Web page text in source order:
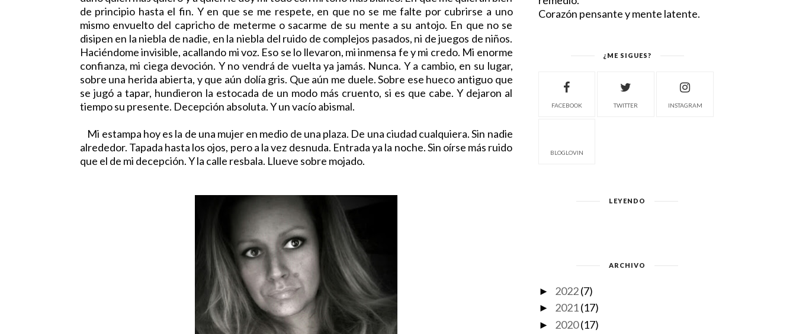
de principio hasta el fin. Y en que se me respete, en que no se me falte por cubrirse a uno
mismo envuelto del capricho de meterme o sacarme de su mente a su antojo. En que no se
disipen en la niebla de nadie, en la niebla del ruido de complejos pasados, ni de juegos de niños.
Haciéndome invisible, acallando mi voz. Eso se lo llevaron, mi inmensa fe y mi credo. Mi enorme
confianza, mi ciega devoción. Y no vendrá de vuelta ya jamás. Nunca. Y a cambio, en su lugar,
sobre una herida abierta, y que aún dolía gris. Que aún me duele. Sobre ese hueco antiguo que
se jugó a tapar, hundieron la estocada de un modo más cruento, si es que cabe. Y dejaron al
tiempo su presente. Decepción absoluta. Y un vacío abismal.
Mi estampa hoy es la de una mujer en medio de una plaza. De una ciudad cualquiera. Sin nadie
alrededor. Tapada hasta los ojos, pero a la vez desnuda. Entrada ya la noche. Sin oírse más ruido
que el de mi decepción. Y la calle resbala. Llueve sobre mojado.
Corazón pensante y mente latente.
¿ME SIGUES?
FACEBOOK TWITTER INSTAGRAM
BLOGLOVIN
LEYENDO
ARCHIVO
► 2022 (7)
► 2021 (17)
► 2020 (17)